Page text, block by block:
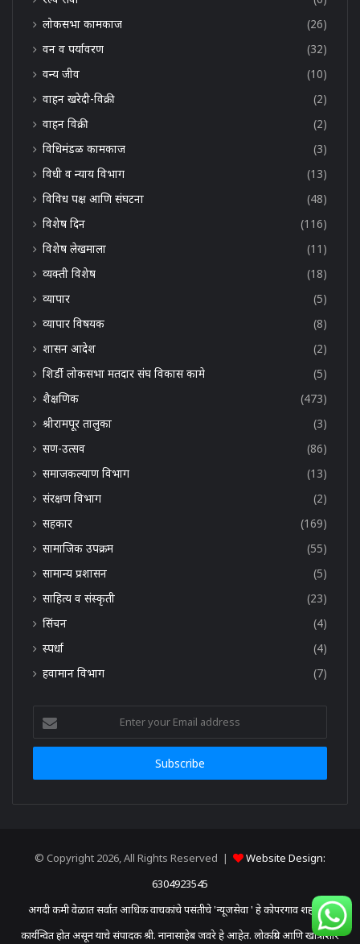
लोकसभा कामकाज
(26)
वन व पर्यावरण
(32)
वन्य जीव
(10)
वाहन खरेदी-विक्री
(2)
वाहन विक्री
(2)
विधिमंडळ कामकाज
(3)
विधी व न्याय विभाग
(13)
विविध पक्ष आणि संघटना
(48)
विशेष दिन
(116)
विशेष लेखमाला
(11)
व्यक्ती विशेष
(18)
व्यापार
(5)
व्यापार विषयक
(8)
शासन आदेश
(2)
शिर्डी लोकसभा मतदार संघ विकास कामे
(5)
शैक्षणिक
(473)
श्रीरामपूर तालुका
(3)
सण-उत्सव
(86)
समाजकल्याण विभाग
(13)
संरक्षण विभाग
(2)
सहकार
(169)
सामाजिक उपक्रम
(55)
सामान्य प्रशासन
(5)
साहित्य व संस्कृती
(23)
सिंचन
(4)
स्पर्धा
(4)
हवामान विभाग
(7)
your
Email
© Copyright 2026, All Rights Reserved |
Website Design:
6304923545
अगदी कमी वेळात सर्वात आधिक वाचकांचे पसंतीचे 'न्यूजसेवा ' हे कोपरगाव शहरातून
कार्यन्वित होत असून याचे संपादक श्री. नानासाहेब जवरे हे आहेत. लोकप्रिय आणि खात्रीशीर